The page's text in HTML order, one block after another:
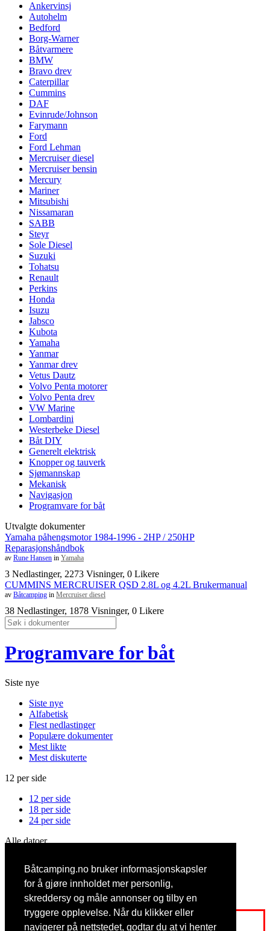
Båtcamping.no bruker informasjonskapsler
for å gjøre innholdet mer personlig,
skreddersy og måle annonser og tilby en
tryggere opplevelse. Når du klikker eller
navigerer på nettstedet, godtar du at vi henter
Ankervinsj
Autohelm
Bedford
Borg-Warner
Båtvarmere
BMW
Bravo drev
Caterpillar
Cummins
DAF
Evinrude/Johnson
Farymann
Ford
Ford Lehman
Mercruiser diesel
Mercruiser bensin
Mercury
Mariner
Mitsubishi
Nissamaran
SABB
Steyr
Sole Diesel
Suzuki
Tohatsu
Renault
Perkins
Honda
Isuzu
Jabsco
Kubota
Yamaha
Yanmar
Yanmar drev
Vetus Dautz
Volvo Penta motorer
Volvo Penta drev
VW Marine
Lombardini
Westerbeke Diesel
Båt DIY
Generelt elektrisk
Knopper og tauverk
Sjømannskap
Mekanisk
Navigasjon
Programvare for båt
Utvalgte dokumenter
Yamaha påhengsmotor 1984-1996 - 2HP / 250HP
Reparasjonshåndbok
av Rune Hansen in Yamaha
3 Nedlastinger, 2273 Visninger, 0 Likere
CUMMINS MERCRUISER QSD 2.8L og 4.2L Brukermanual
av Båtcamping in Mercruiser diesel
38 Nedlastinger, 1878 Visninger, 0 Likere
Programvare for båt
Siste nye
Siste nye
Alfabetisk
Flest nedlastinger
Populære dokumenter
Mest likte
Mest diskuterte
12 per side
12 per side
18 per side
24 per side
Alle datoer
Denne måned
Denne uken
I dag
Logg inn eller registrer deg for å få full tilgang